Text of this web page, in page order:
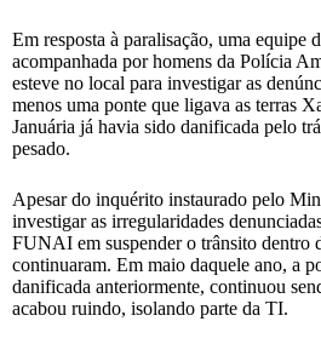
Em resposta à paralisação, uma equipe
acompanhada por homens da Polícia
esteve no local para investigar as
menos uma ponte que ligava as terras
Januária já havia sido danificada pelo
pesado.
Apesar do inquérito instaurado pelo
investigar as irregularidades
FUNAI em suspender o trânsito dentro
continuaram. Em maio daquele ano, a
danificada anteriormente, continuou
acabou ruindo, isolando parte da TI.